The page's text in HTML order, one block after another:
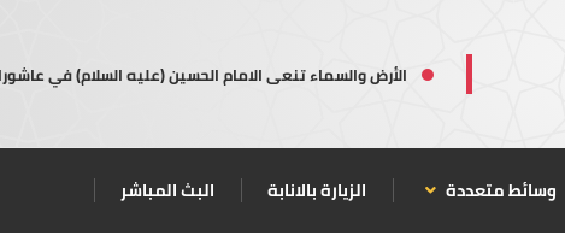
الأرض والسماء تنعى الامام الحسين (عليه السلام) في
وسائط متعددة الزيارة بالانابة البث المباشر